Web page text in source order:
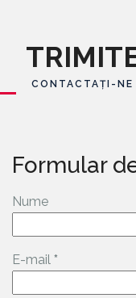
CONTACTAȚI-NE
Formular
Nume
E-mail *